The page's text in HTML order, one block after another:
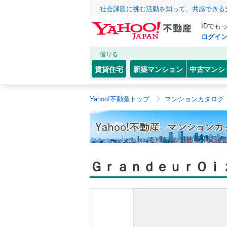
社会課題に挑む活動を知って、共感でき
IDでも
ログイン
借りる
賃貸住宅 新築マンション 中古マンシ
Yahoo!不動産トップ マンションカタログ
ＧｒａｎｄｅｕｒＯｉ